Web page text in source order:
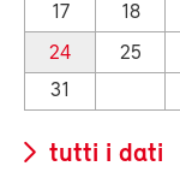
17
18
24
25
31
tutti i dati